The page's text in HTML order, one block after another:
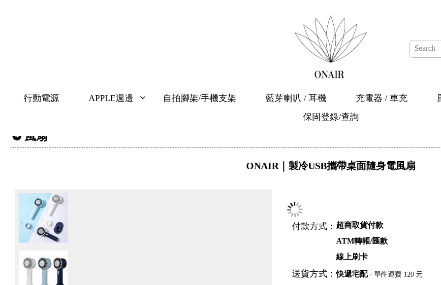
行動電源 APPLE週邊 自拍腳架/手機支架 藍芽喇叭 / 耳機 充電器 / 車充 風扇 暖
風扇
ONAIR｜製冷USB攜帶桌面隨身電風扇
付款方式：超商取貨付款
ATM轉帳/匯款
線上刷卡
送貨方式：快遞宅配- 單件運費 120 元